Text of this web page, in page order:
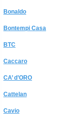
Bonaldo
Bontempi Casa
BTC
Caccaro
CA’ d’ORO
Cattelan
Cavio